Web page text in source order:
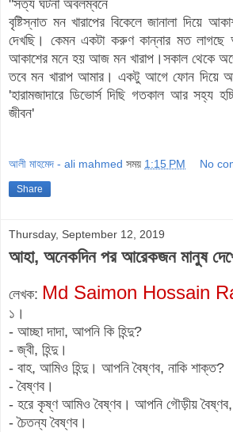
"সত্য ঘটনা অবলম্বনে
বৃষ্টিস্নাত মন খারাপের বিকেলে জানালা দিয়ে
দেখছি। কেমন একটা করুণ কান্নার মত লাগছে
আকাশের মনে হয় আজ মন খারাপ।সকাল থেকে
তবে মন খারাপ আমার। একটু আগে ফোন দিয়ে
'হারামজাদারে ডিভোর্স দিছি গতকাল আর সহ্য
জীবন'
আলী মাহমেদ - ali mahmed সময় 1:15 PM No
Share
Thursday, September 12, 2019
আহা, অনেকদিন পর আরেকজন মানুষ
লেখক: Md Saimon Hossain
১।
- আচ্ছা দাদা, আপনি কি হিন্দু?
- জ্বী, হিন্দু।
- বাহ, আমিও হিন্দু। আপনি বৈষ্ণব, নাকি শাক্ত?
- বৈষ্ণব।
- হরে কৃষ্ণ আমিও বৈষ্ণব। আপনি গৌড়ীয় বৈষ্ণব,
- চৈতন্য বৈষ্ণব।